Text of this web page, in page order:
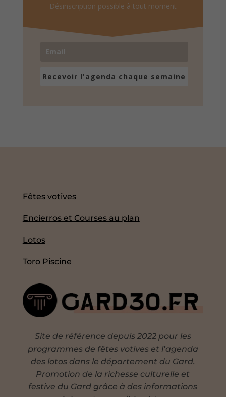
Désinscription possible à tout moment
Recevoir l'agenda chaque semaine
Fêtes votives
Encierros et Courses au plan
Lotos
Toro Piscine
Site de référence depuis 2022 pour les
programmes de fêtes votives et l’agenda
des lotos dans le département du Gard.
Promotion de la richesse culturelle et
festive du Gard grâce à des informations